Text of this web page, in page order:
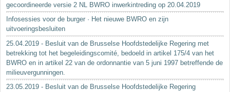
gecoordineerde versie 2 NL BWRO inwerkintreding op 20.04.2019
Infosessies voor de burger · Het nieuwe BWRO en zijn
uitvoeringsbesluiten
25.04.2019 - Besluit van de Brusselse Hoofdstedelijke Regering met
betrekking tot het begeleidingscomité, bedoeld in artikel 175/4 van het
BWRO en in artikel 22 van de ordonnantie van 5 juni 1997 betreffende de
milieuvergunningen.
23.05.2019 - Besluit van de Brusselse Hoofdstedelijke Regering